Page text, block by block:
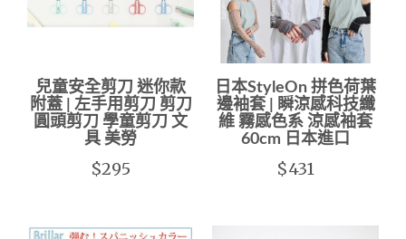
兒童安全剪刀 迷你款
附蓋 | 左手用剪刀 剪刀
圓頭剪刀 學童剪刀 文
具 美勞
$295
日本StyleOn 拼色荷葉
邊袖套 | 瞬涼感科技纖
維 霧感色系 涼感袖套
60cm 日本進口
$431